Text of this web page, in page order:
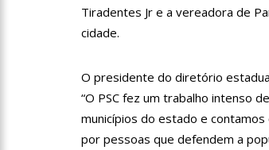
14:56
Tiradentes Jr e a vereadora de
cidade.
O presidente do diretório
“O PSC fez um trabalho intenso
municípios do estado e
por pessoas que defendem a